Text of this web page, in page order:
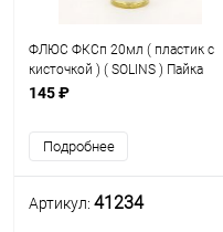
ФЛЮС ФКСп 20мл ( пластик с
кисточкой ) ( SOLINS ) Пайка
элемент.радиомонтажа,
припоями при t =250-280°C (
состав: канифоль со
145 ₽
Подробнее
Артикул: 41234